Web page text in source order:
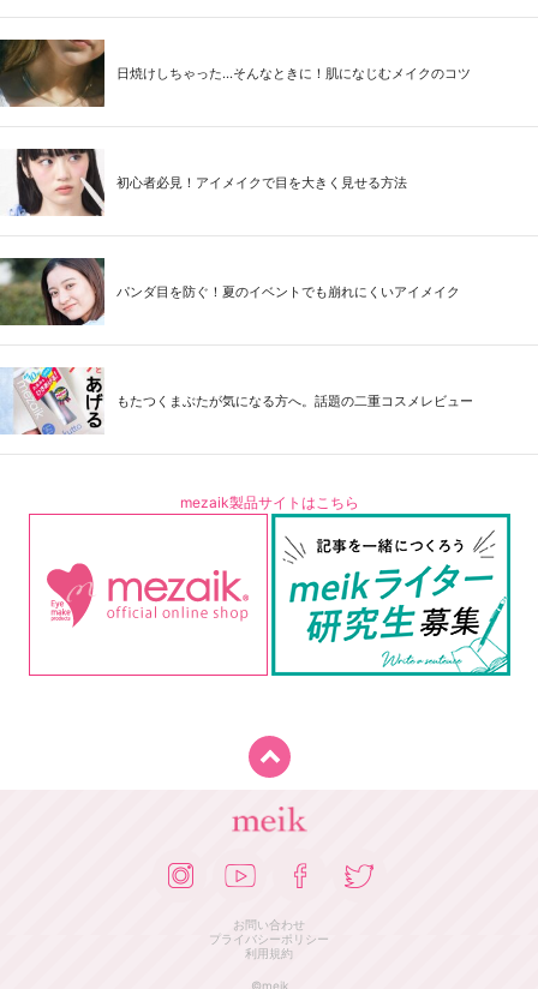
日焼けしちゃった...そんなときに！肌になじむメイクのコツ
初心者必見！アイメイクで目を大きく見せる方法
パンダ目を防ぐ！夏のイベントでも崩れにくいアイメイク
もたつくまぶたが気になる方へ。話題の二重コスメレビュー
mezaik製品サイトはこちら
お問い合わせ
プライバシーポリシー
利用規約
©meik